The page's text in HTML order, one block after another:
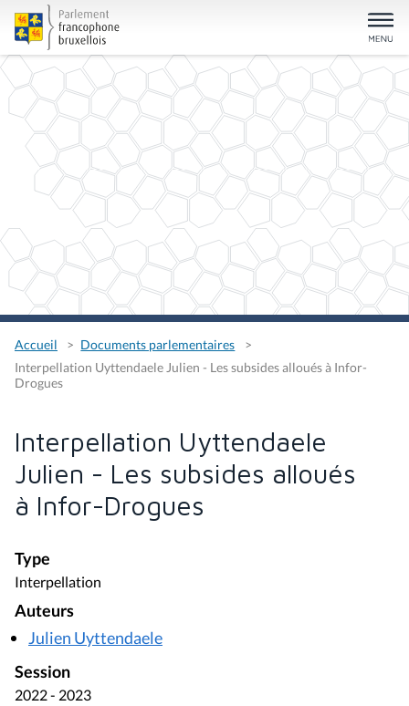
Accueil
Documents parlementaires
Interpellation Uyttendaele Julien - Les subsides alloués à Infor-
Drogues
Interpellation Uyttendaele
Julien - Les subsides alloués
à Infor-Drogues
Type
Interpellation
Auteurs
Julien Uyttendaele
Session
2022 - 2023